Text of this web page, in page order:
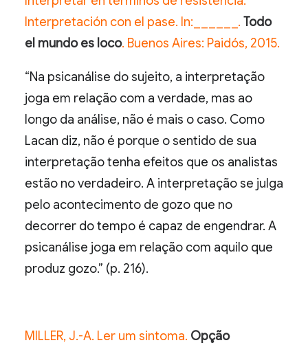
Interpretación con el pase. In:______. Todo
el mundo es loco. Buenos Aires: Paidós, 2015.
“Na psicanálise do sujeito, a interpretação
joga em relação com a verdade, mas ao
longo da análise, não é mais o caso. Como
Lacan diz, não é porque o sentido de sua
interpretação tenha efeitos que os analistas
estão no verdadeiro. A interpretação se julga
pelo acontecimento de gozo que no
decorrer do tempo é capaz de engendrar. A
psicanálise joga em relação com aquilo que
produz gozo.” (p. 216).
MILLER, J.-A. Ler um sintoma. Opção